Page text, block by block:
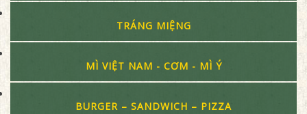
TRÁNG MIỆNG
MÌ VIỆT NAM - CƠM - MÌ Ý
BURGER – SANDWICH – PIZZA